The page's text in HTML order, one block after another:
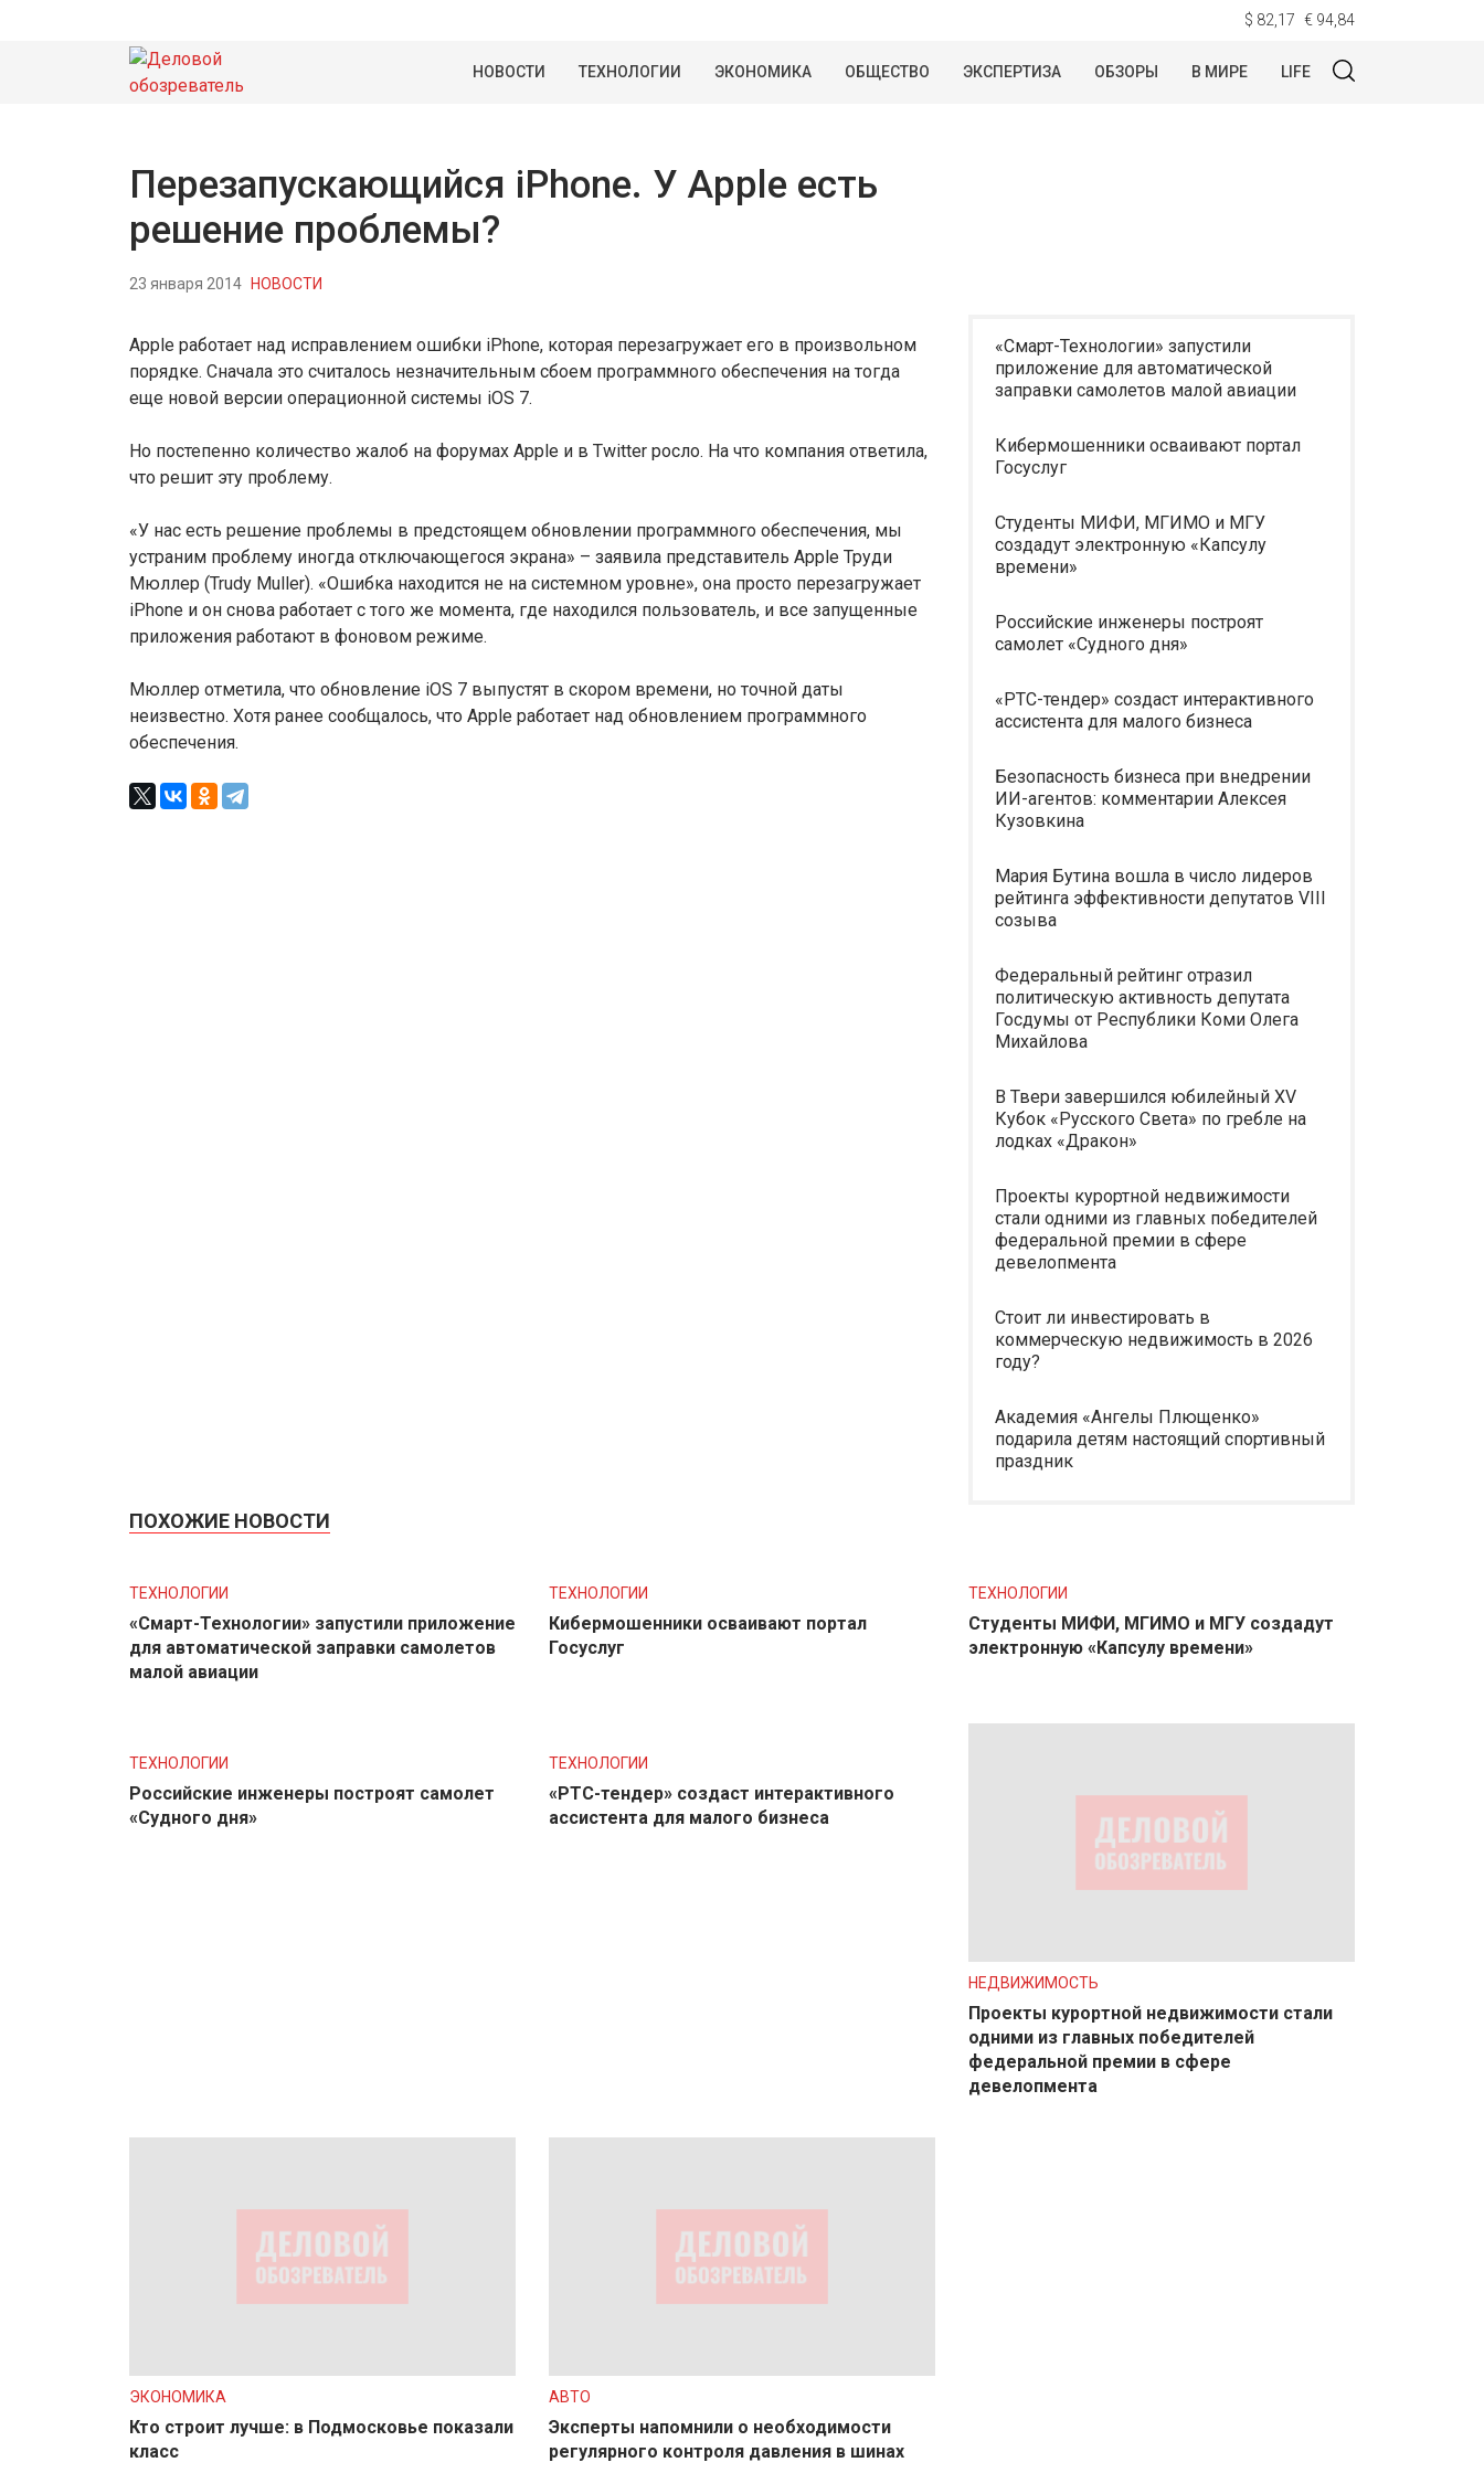
$ 82,17 € 94,84
НОВОСТИ ТЕХНОЛОГИИ ЭКОНОМИКА ОБЩЕСТВО ЭКСПЕРТИЗА ОБЗОРЫ В МИРЕ LIFE
Перезапускающийся iPhone. У Apple есть
решение проблемы?
23 января 2014 НОВОСТИ
Apple работает над исправлением ошибки iPhone, которая перезагружает его в произвольном
порядке. Сначала это считалось незначительным сбоем программного обеспечения на тогда
еще новой версии операционной системы iOS 7.
Но постепенно количество жалоб на форумах Apple и в Twitter росло. На что компания ответила,
что решит эту проблему.
«У нас есть решение проблемы в предстоящем обновлении программного обеспечения, мы
устраним проблему иногда отключающегося экрана» – заявила представитель Apple Труди
Мюллер (Trudy Muller). «Ошибка находится не на системном уровне», она просто перезагружает
iPhone и он снова работает с того же момента, где находился пользователь, и все запущенные
приложения работают в фоновом режиме.
Мюллер отметила, что обновление iOS 7 выпустят в скором времени, но точной даты
неизвестно. Хотя ранее сообщалось, что Apple работает над обновлением программного
обеспечения.
«Смарт-Технологии» запустили
приложение для автоматической
заправки самолетов малой авиации
Кибермошенники осваивают портал
Госуслуг
Студенты МИФИ, МГИМО и МГУ
создадут электронную «Капсулу
времени»
Российские инженеры построят
самолет «Судного дня»
«РТС-тендер» создаст интерактивного
ассистента для малого бизнеса
Безопасность бизнеса при внедрении
ИИ-агентов: комментарии Алексея
Кузовкина
Мария Бутина вошла в число лидеров
рейтинга эффективности депутатов VIII
созыва
Федеральный рейтинг отразил
политическую активность депутата
Госдумы от Республики Коми Олега
Михайлова
В Твери завершился юбилейный XV
Кубок «Русского Света» по гребле на
лодках «Дракон»
Проекты курортной недвижимости
стали одними из главных победителей
федеральной премии в сфере
девелопмента
Стоит ли инвестировать в
коммерческую недвижимость в 2026
году?
Академия «Ангелы Плющенко»
подарила детям настоящий спортивный
праздник
ПОХОЖИЕ НОВОСТИ
ТЕХНОЛОГИИ
«Смарт-Технологии» запустили приложение
для автоматической заправки самолетов
малой авиации
ТЕХНОЛОГИИ
Кибермошенники осваивают портал
Госуслуг
ТЕХНОЛОГИИ
Студенты МИФИ, МГИМО и МГУ создадут
электронную «Капсулу времени»
ТЕХНОЛОГИИ
Российские инженеры построят самолет
«Судного дня»
ТЕХНОЛОГИИ
«РТС-тендер» создаст интерактивного
ассистента для малого бизнеса
НЕДВИЖИМОСТЬ
Проекты курортной недвижимости стали
одними из главных победителей
федеральной премии в сфере
девелопмента
ЭКОНОМИКА
Кто строит лучше: в Подмосковье показали
класс
АВТО
Эксперты напомнили о необходимости
регулярного контроля давления в шинах